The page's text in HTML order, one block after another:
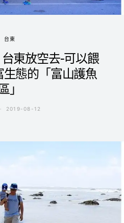
台東
東放空去-可以餵
態的「富山護魚
」
2019-08-12